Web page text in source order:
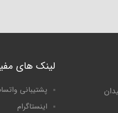
لینک های
پشتیبانی
اینستاگرام